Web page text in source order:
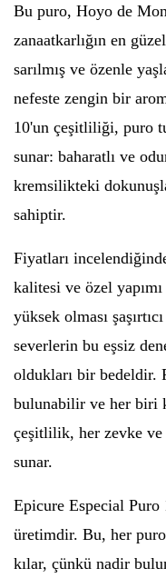
Bu puro, Hoyo de
zanaatkarlığın en
sarılmış ve özenle
nefeste zengin bir
10'un çeşitliliği, puro
sunar: baharatlı ve
kremsilikteki
sahiptir.
Fiyatları
kalitesi ve özel
yüksek olması
severlerin bu eşsiz
oldukları bir bedeldir.
bulunabilir ve her biri
çeşitlilik, her zevke ve
sunar.
Epicure Especial Puro
üretimdir. Bu, her
kılar, çünkü nadir